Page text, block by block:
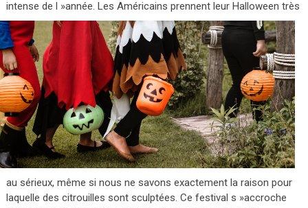
intense de l »année. Les Américains prennent leur Halloween très
au sérieux, même si nous ne savons exactement la raison pour
laquelle des citrouilles sont sculptées. Ce festival s »accroche